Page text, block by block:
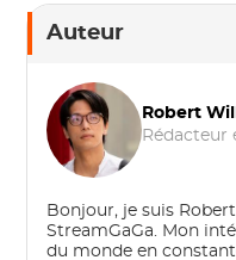
Auteur
Robert
Rédacteur
Bonjour, je suis
StreamGaGa. Mon
du monde en